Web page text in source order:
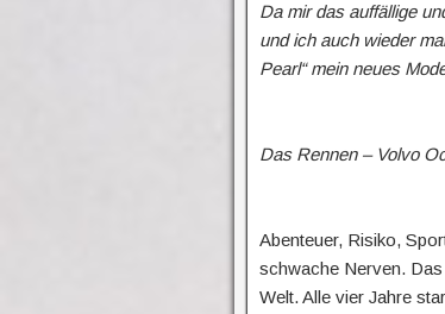
Da mir das auffällige
und ich auch wieder
Pearl“ mein neues
Das Rennen – Volvo
Abenteuer, Risiko,
schwache Nerven.
Welt. Alle vier Jahre